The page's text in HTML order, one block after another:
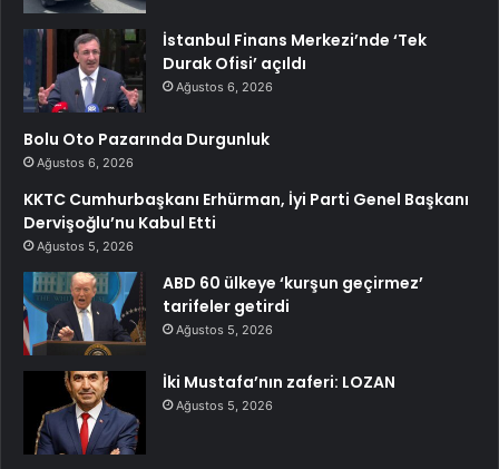
İstanbul Finans Merkezi’nde ‘Tek
Durak Ofisi’ açıldı
Ağustos 6, 2026
Bolu Oto Pazarında Durgunluk
Ağustos 6, 2026
KKTC Cumhurbaşkanı Erhürman, İyi Parti Genel Başkanı
Dervişoğlu’nu Kabul Etti
Ağustos 5, 2026
ABD 60 ülkeye ‘kurşun geçirmez’
tarifeler getirdi
Ağustos 5, 2026
İki Mustafa’nın zaferi: LOZAN
Ağustos 5, 2026